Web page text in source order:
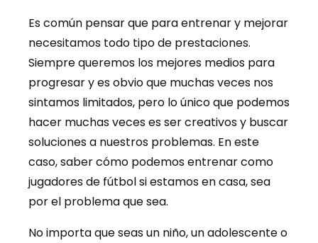
Es común pensar que para entrenar y mejorar
necesitamos todo tipo de prestaciones.
Siempre queremos los mejores medios para
progresar y es obvio que muchas veces nos
sintamos limitados, pero lo único que podemos
hacer muchas veces es ser creativos y buscar
soluciones a nuestros problemas. En este
caso, saber cómo podemos entrenar como
jugadores de fútbol si estamos en casa, sea
por el problema que sea.
No importa que seas un niño, un adolescente o